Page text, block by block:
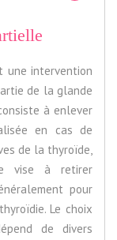
intervention
de la glande
à enlever
en cas de
de la thyroïde,
vise à retirer
pour
Le choix
de divers